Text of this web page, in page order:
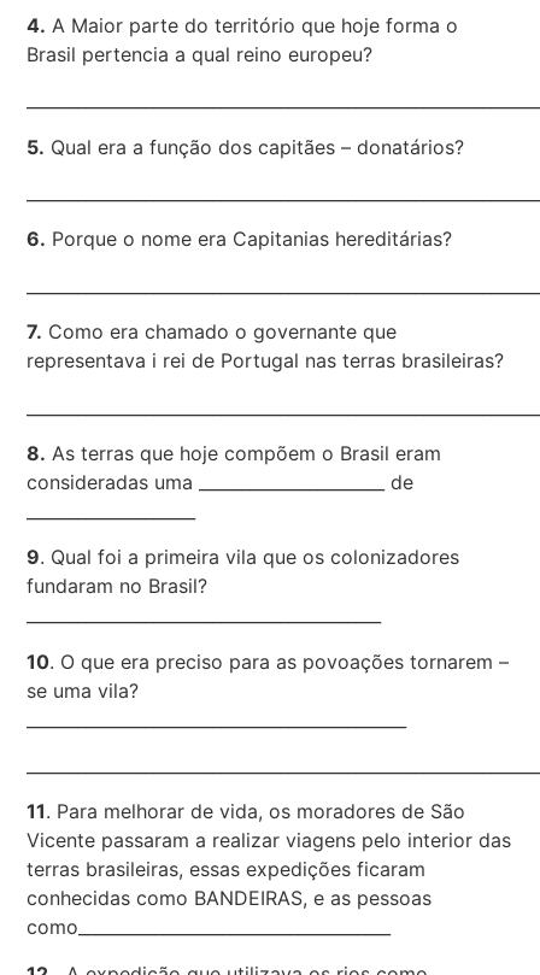
4. A Maior parte do território que hoje forma o
Brasil pertencia a qual reino europeu?
5. Qual era a função dos capitães – donatários?
6. Porque o nome era Capitanias hereditárias?
7. Como era chamado o governante que
representava i rei de Portugal nas terras brasileiras?
8. As terras que hoje compõem o Brasil eram
consideradas uma ______________________ de
9. Qual foi a primeira vila que os colonizadores
fundaram no Brasil?
10. O que era preciso para as povoações tornarem –
se uma vila?
11. Para melhorar de vida, os moradores de São
Vicente passaram a realizar viagens pelo interior das
terras brasileiras, essas expedições ficaram
conhecidas como BANDEIRAS, e as pessoas
como_____________________________________